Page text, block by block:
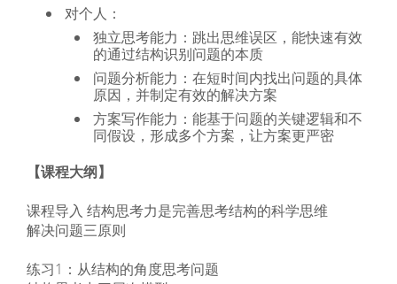
对个人：
独立思考能力：跳出思维误区，能快速有效
的通过结构识别问题的本质
问题分析能力：在短时间内找出问题的具体
原因，并制定有效的解决方案
方案写作能力：能基于问题的关键逻辑和不
同假设，形成多个方案，让方案更严密
【课程大纲】
课程导入 结构思考力是完善思考结构的科学思维
解决问题三原则
练习1：从结构的角度思考问题